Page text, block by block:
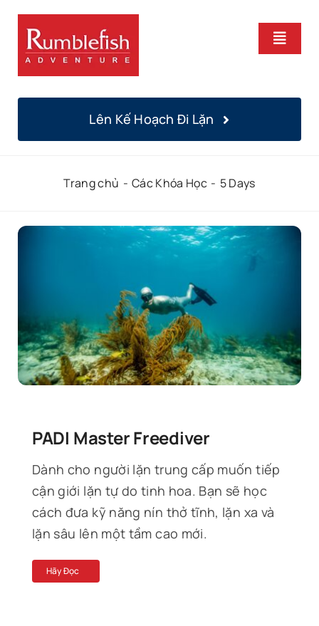
dung
Trang Chủ
Khoá Học
Lặn Hàng Ngày
Tin Tức
Liên Hệ
Lên Kế Hoạch Đi Lặn
Trang chủ Các Khóa Học 5 Days
PADI Master Freediver
Dành cho người lặn trung cấp muốn tiếp
cận giới lặn tự do tinh hoa. Bạn sẽ học
cách đưa kỹ năng nín thở tĩnh, lặn xa và
lặn sâu lên một tầm cao mới.
Hãy Đọc